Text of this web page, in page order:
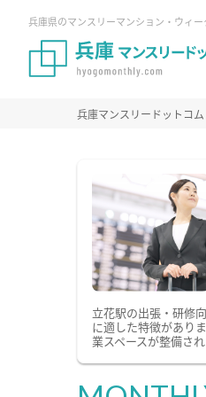
兵庫県のマンスリーマンション・ウィ
兵庫マンスリードットコム
立花駅の出張・研修
に適した特徴があり
業スペースが整備さ